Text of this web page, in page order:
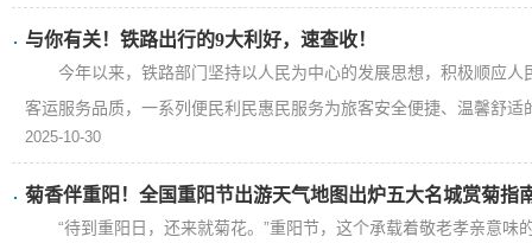
与你有关！铁路出行的9大利好，速查收！
今年以来，铁路部门坚持以人民为中心的发展思想，积极顺应
客运服务品质，一系列便民利民惠民服务为旅客安全便捷、温馨舒
2025-10-30
菊香伴重阳！全国重阳节出游天气地图出炉五大名城赏菊指
“待到重阳日，还来就菊花。”重阳节，这个承载着敬老孝亲意